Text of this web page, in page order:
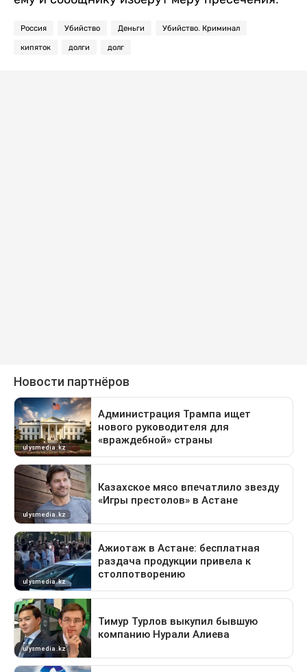
Россия Убийство Деньги Убийство. Криминал
кипяток долги долг